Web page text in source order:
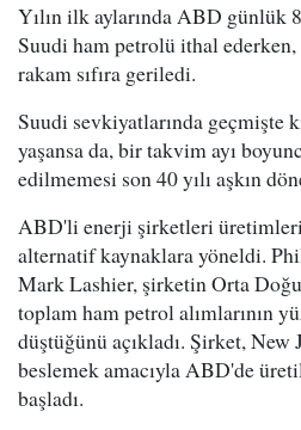
Yılın ilk aylarında ABD günlük
Suudi ham petrolü ithal ederken,
rakam sıfıra geriledi.
Suudi sevkiyatlarında geçmişte
yaşansa da, bir takvim ayı
edilmemesi son 40 yılı aşkın
ABD'li enerji şirketleri
alternatif kaynaklara yöneldi.
Mark Lashier, şirketin Orta Doğu
toplam ham petrol alımlarının
düştüğünü açıkladı. Şirket,
beslemek amacıyla ABD'de
başladı.